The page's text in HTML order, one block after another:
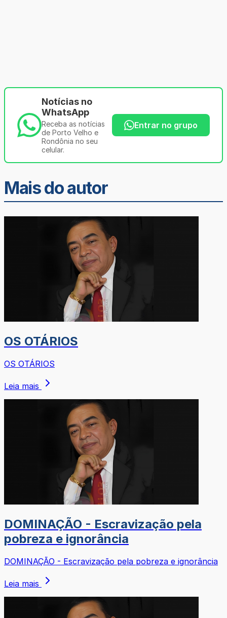
Notícias no
WhatsApp
Receba as notícias
de Porto Velho e
Rondônia no seu
celular.
Entrar no grupo
Mais do autor
OS OTÁRIOS
OS OTÁRIOS
Leia mais
DOMINAÇÃO - Escravização pela
pobreza e ignorância
DOMINAÇÃO - Escravização pela pobreza e ignorância
Leia mais